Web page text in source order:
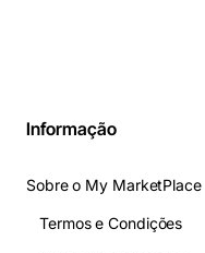
Informação
Sobre o My MarketPlace
Termos e Condições